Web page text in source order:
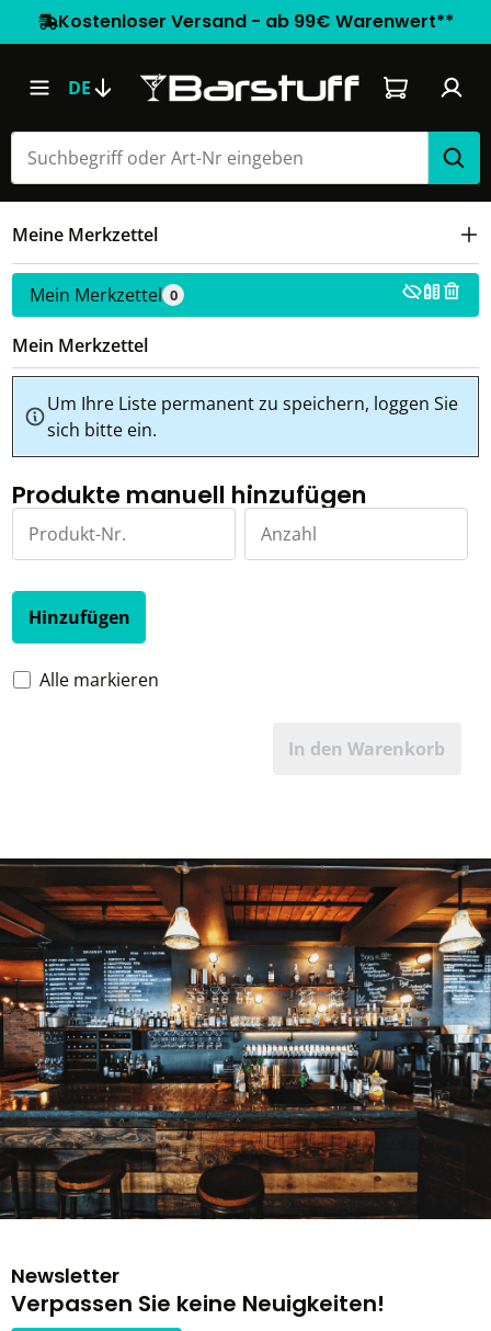
Kostenloser Versand - ab 99€ Warenwert**
DE Warenkorb
Meine Merkzettel
Mein Merkzettel 0
Mein Merkzettel
Um Ihre Liste permanent zu speichern, loggen Sie
sich bitte ein.
Produkte manuell hinzufügen
Hinzufügen
Alle markieren
In den Warenkorb
Newsletter
Verpassen Sie keine Neuigkeiten!